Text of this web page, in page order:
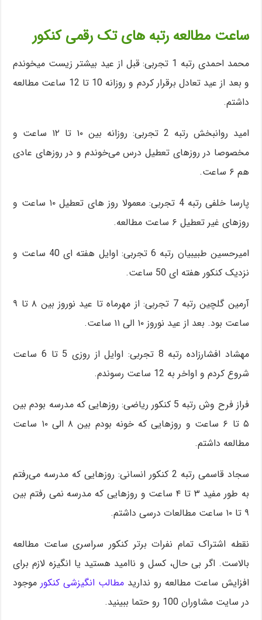
ساعت مطالعه رتبه های تک رقمی کنکور
محمد احمدی رتبه 1 تجربی: قبل از عید بیشتر زیست میخوندم
و بعد از عید تعادل برقرار کردم و روزانه 10 تا 12 ساعت مطالعه
داشتم.
امید روانبخش رتبه 2 تجربی: روزانه بین ۱۰ تا ۱۲ ساعت و
مخصوصا در روزهای تعطیل درس می‌خوندم و در روزهای عادی
هم ۶ ساعت.
پارسا خلفی رتبه 4 تجربی: معمولا روز های تعطیل ۱۰ ساعت و
روزهای غیر تعطیل ۶ ساعت مطالعه.
امیرحسین طبیبیان رتبه 6 تجربی: اوایل هفته ای 40 ساعت و
نزدیک کنکور هفته ای 50 ساعت.
آرمین گلچین رتبه 7 تجربی: از مهرماه تا عید نوروز بین ۸ تا ۹
ساعت بود. بعد از عید نوروز ۱۰ الی ۱۱ ساعت.
مهشاد افشارزاده رتبه 8 تجربی: اوایل از روزی 5 تا 6 ساعت
شروع کردم و اواخر به 12 ساعت رسوندم.
فراز فرح وش رتبه 5 کنکور ریاضی: روزهایی که مدرسه بودم بین
۵ تا ۶ ساعت و روزهایی که خونه بودم بین ۸ الی ۱۰ ساعت
مطالعه داشتم.
سجاد قاسمی رتبه 2 کنکور انسانی: روزهایی که مدرسه می‌رفتم
به‌ طور مفید ۳ تا ۴ ساعت و روزهایی که مدرسه نمی رفتم بین
۹ تا ۱۰ ساعت مطالعات درسی داشتم.
نقطه اشتراک تمام نفرات برتر کنکور سراسری ساعت مطالعه
بالاست. اگر بی حال، کسل و ناامید هستید یا انگیزه لازم برای
افزایش ساعت مطالعه رو ندارید مطالب انگیزشی کنکورموجود
در سایت مشاوران 100 رو حتما ببینید.